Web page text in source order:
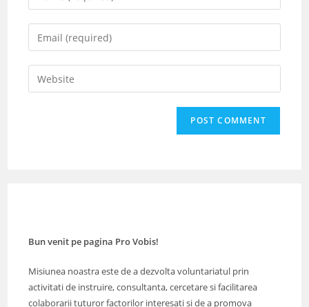
your
name
comment
Enter
your
email
address
Enter
your
Bun venit pe pagina Pro Vobis!
Misiunea noastra este de a dezvolta voluntariatul prin
activitati de instruire, consultanta, cercetare si facilitarea
colaborarii tuturor factorilor interesati si de a promova